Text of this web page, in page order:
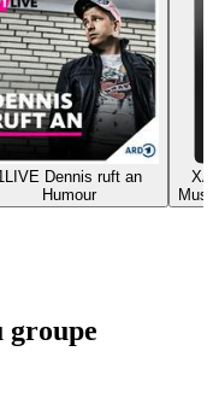
Dennis ruft an
Humour
groupe